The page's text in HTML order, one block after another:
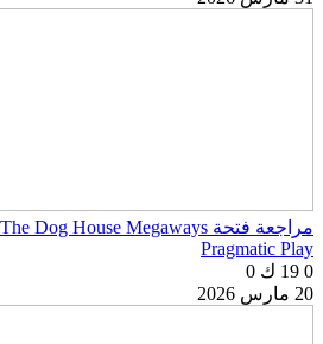
Pragmatic Play
0 19 ك
0
20 مارس 2026